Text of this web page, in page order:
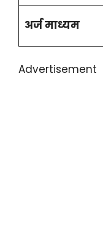
अर्ज माध्यम
Advertisement